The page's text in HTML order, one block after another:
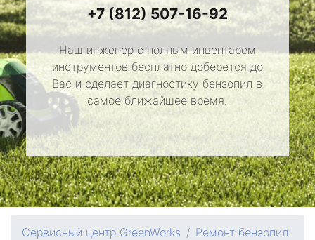
+7 (812) 507-16-92
Наш инженер с полным инвентарем
инструментов бесплатно доберется до
Вас и сделает диагностику бензопил в
самое ближайшее время.
Сервисный центр GreenWorks
Ремонт бензопил